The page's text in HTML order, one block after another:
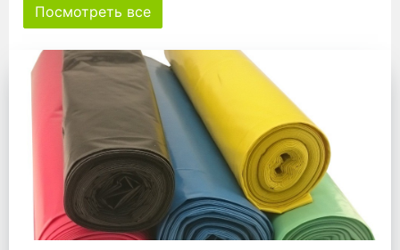
Посмотреть все